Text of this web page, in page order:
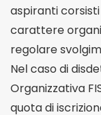
aspiranti
carattere
regolare
Nel caso di
Organizzativa
quota di